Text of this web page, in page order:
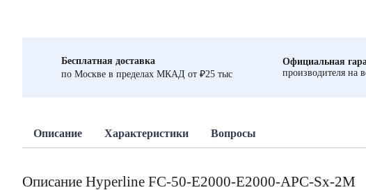
Бесплатная доставка
по Москве в пределах МКАД от ₽25 тыс
Официальная
производителя на
Описание Характеристики Вопросы
Описание Hyperline FC-50-E2000-E2000-APC-Sx-2M